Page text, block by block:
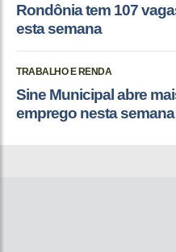
Rondônia tem 107
esta semana
TRABALHO E RENDA
Sine Municipal abre
emprego nesta